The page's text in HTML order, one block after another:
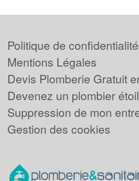
Politique de confidentialité
Mentions Légales
Devis Plomberie Gratuit
Devenez un plombier
Suppression de mon
Gestion des cookies